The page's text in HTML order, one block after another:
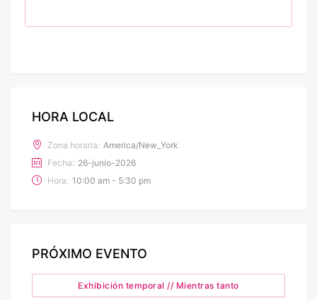
HORA LOCAL
Zona horaria: America/New_York
Fecha: 26-junio-2026
Hora: 10:00 am - 5:30 pm
PRÓXIMO EVENTO
Exhibición temporal // Mientras tanto